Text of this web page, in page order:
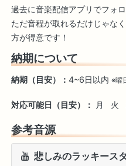
過去に音楽配信アプリでフォ
ただ音程が取れるだけじゃな
方が得意です！
納期について
納期（目安）： 4~6日以内 ※曜
対応可能日（目安）： 月 火
参考音源
悲しみのラッキース